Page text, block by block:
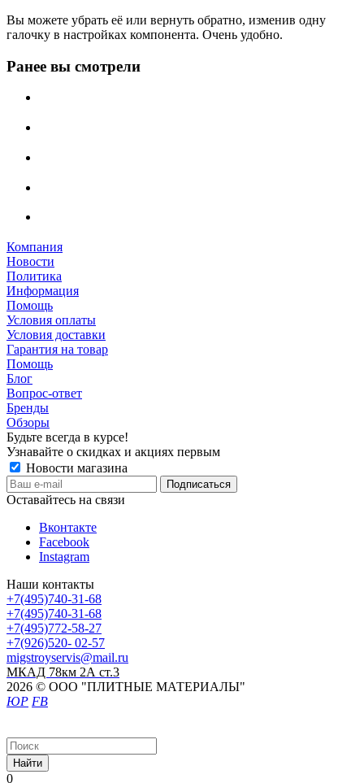
Вы можете убрать её или вернуть обратно, изменив одну
галочку в настройках компонента. Очень удобно.
Ранее вы смотрели
Компания
Новости
Политика
Информация
Помощь
Условия оплаты
Условия доставки
Гарантия на товар
Помощь
Блог
Вопрос-ответ
Бренды
Обзоры
Будьте всегда в курсе!
Узнавайте о скидках и акциях первым
Новости магазина
Оставайтесь на связи
Вконтакте
Facebook
Instagram
Наши контакты
+7(495)740-31-68
+7(495)740-31-68
+7(495)772-58-27
+7(926)520- 02-57
migstroyservis@mail.ru
МКАД 78км 2А ст.3
2026 © ООО "ПЛИТНЫЕ МАТЕРИАЛЫ"
ЮР FB
Найти
0